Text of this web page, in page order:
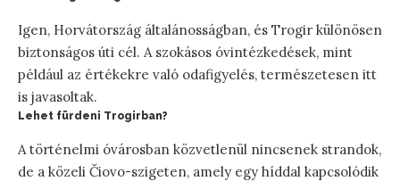
Igen, Horvátország általánosságban, és Trogir különösen
biztonságos úti cél. A szokásos óvintézkedések, mint
például az értékekre való odafigyelés, természetesen itt
is javasoltak.
Lehet fürdeni Trogirban?
A történelmi óvárosban közvetlenül nincsenek strandok,
de a közeli Čiovo-szigeten, amely egy híddal kapcsolódik